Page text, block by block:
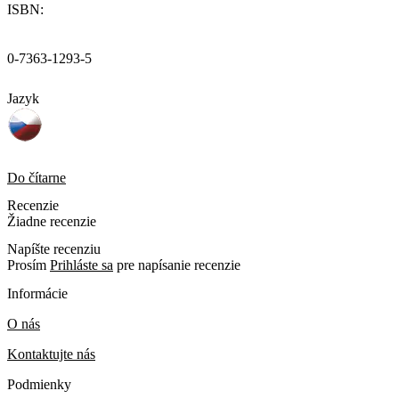
ISBN:
0-7363-1293-5
Jazyk
Do čítarne
Recenzie
Žiadne recenzie
Napíšte recenziu
Prosím Prihláste sa pre napísanie recenzie
Informácie
O nás
Kontaktujte nás
Podmienky